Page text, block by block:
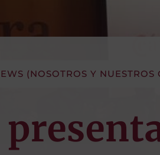
(NOSOTROS Y NUESTROS